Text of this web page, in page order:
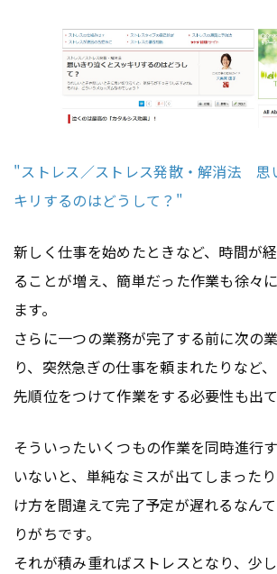
"ストレス／ストレス発散・解消法 思
キリするのはどうして？"
新しく仕事を始めたときなど、時間が
ることが増え、簡単だった作業も徐々
ます。
さらに一つの業務が完了する前に次の
り、突然急ぎの仕事を頼まれたりなど
先順位をつけて作業をする必要性も出て
そういったいくつもの作業を同時進行
いないと、単純なミスが出てしまった
け方を間違えて完了予定が遅れるなん
りがちです。
それが積み重ればストレスとなり、少